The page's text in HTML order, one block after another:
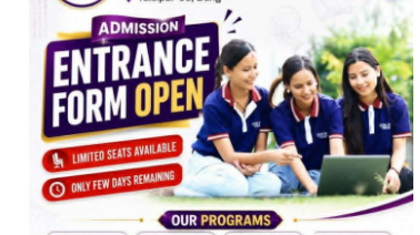
थर्कोट समाचारदातातुलसीपुर, २७ मंसिर ।राष्ट्रिय स्वतन्त्र पार्टी
तुलसीपुरको नगर सभापतिमा जीवन भण्डारी चयन हुनु भएको छ ।
तुलसीपुरमा सम्पन्न रास्वपाको भेलाले भण्डारीको नेतृत्वमा १५ सदस्य
पालिका तदर्थ समिति गठन गरेको…